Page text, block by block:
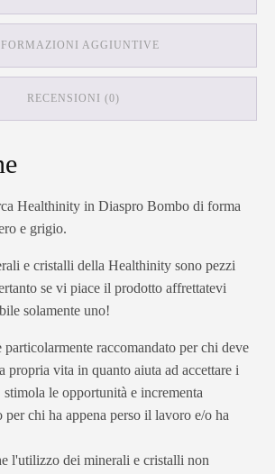
AGGIUNTIVE
RECENSIONI (0)
Healthinity in Diaspro Bombo di forma
e grigio.
e cristalli della Healthinity sono pezzi
se vi piace il prodotto affrettatevi
solamente uno!
raccomandato per chi deve
propria vita in quanto aiuta ad accettare i
le opportunità e incrementa
chi ha appena perso il lavoro e/o ha
l'utilizzo dei minerali e cristalli non